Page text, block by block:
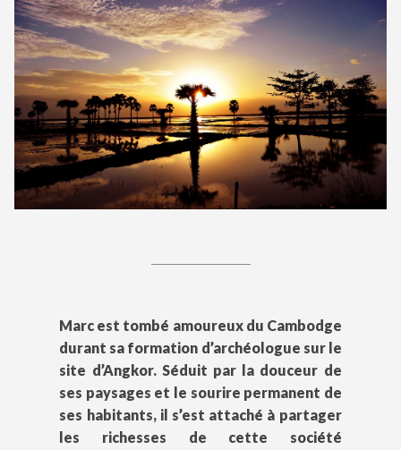
Marc est tombé amoureux du Cambodge
durant sa formation d’archéologue sur le
site d’Angkor. Séduit par la douceur de
ses paysages et le sourire permanent de
ses habitants, il s’est attaché à partager
les richesses de cette société